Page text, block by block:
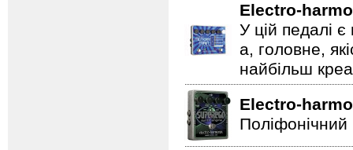
Electro-
У цій педалі
а, головне,
найбільш
Electro-
Поліфонічний